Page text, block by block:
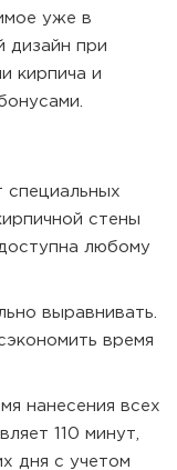
уже в
дизайн при
кирпича и
специальных
стены
любому
выравнивать.
время
нанесения всех
110 минут,
дня с учетом